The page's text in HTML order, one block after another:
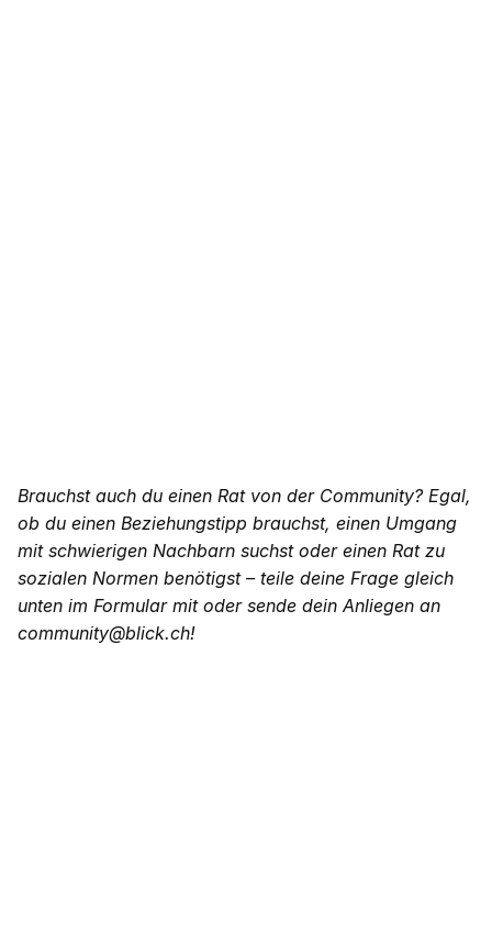
Brauchst auch du einen Rat von der Community? Egal,
ob du einen Beziehungstipp brauchst, einen Umgang
mit schwierigen Nachbarn suchst oder einen Rat zu
sozialen Normen benötigst – teile deine Frage gleich
unten im Formular mit oder sende dein Anliegen an
community@blick.ch!